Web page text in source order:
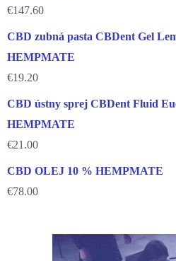
€147.60
CBD zubná pasta CBDent Gel
HEMPMATE
€19.20
CBD ústny sprej CBDent Fluid
HEMPMATE
€21.00
CBD OLEJ 10 % HEMPMATE
€78.00